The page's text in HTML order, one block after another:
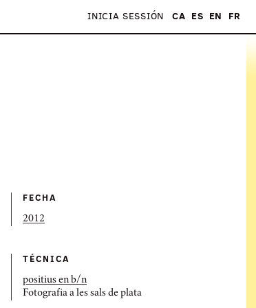
INICIA SESSIÓN CA ES EN FR
FECHA
2012
TÉCNICA
positius en b/n
Fotografia a les sals de plata